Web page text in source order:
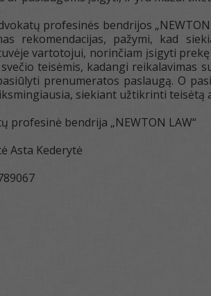
profesinės bendrijos
rekomendacijas, pažymi, kad
vartotojui, norinčiam įsigyti
teisėmis, kadangi reikalavimas
prenumeratos paslaugą. O
siekiant užtikrinti
profesinė bendrija „NEWTON LAW“
Asta Kederytė